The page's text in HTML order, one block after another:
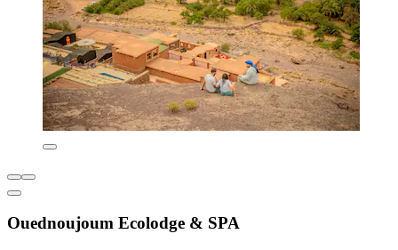
Ouednoujoum Ecolodge & SPA